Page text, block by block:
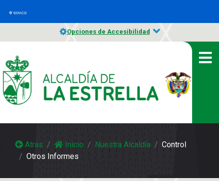
Opciones de Accesibilidad
Atras Inicio Nuestra Alcaldía
Control
Otros Informes